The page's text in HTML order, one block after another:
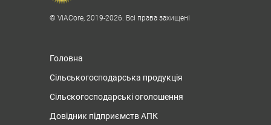
© ViACore, 2019-2026. Всі права захищені
Головна
Сільськогосподарська продукція
Сільскогосподарські оголошення
Довідник підприємств АПК